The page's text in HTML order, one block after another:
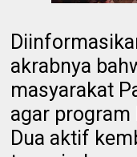
akrabnya
masyarakat
agar program
Dua aktif